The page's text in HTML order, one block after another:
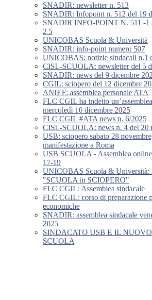
SNADIR: newsletter n. 513
SNADIR: Infopoint n. 512 del 19
SNADIR INFO-POINT N. 511 -1
2 5
UNICOBAS Scuola & Università
SNADIR: info-point numero 507
UNICOBAS: notizie sindacali n.1
CISL-SCUOLA: newsletter del 5
SNADIR: news del 9 dicembre
CGIL: sciopero del 12 dicembre
ANIEF: assemblea personale ATA
FLC CGIL ha indetto
mercoledì 10 dicembre 2025
FLC CGIL #ATA news n. 6/2025
CISL-SCUOLA: news n. 4 del 20
USB: sciopero sabato 28
manifestazione a Roma
USB SCUOLA - Assemblea
17-19
UNICOBAS Scuola & Università:
"SCUOLA in SCIOPERO"
FLC CGIL: Assemblea sindacale
FLC CGIL: corso di preparazione
economiche
SNADIR: assemblea sindacale
2025
SINDACATO USB E IL
SCUOLA